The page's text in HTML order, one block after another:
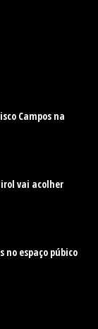
Campos na
vai acolher
no espaço púbico